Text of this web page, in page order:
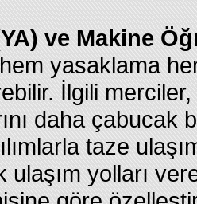
ve Makine
yasaklama
İlgili
daha çabucak
taze
ulaşım yolları